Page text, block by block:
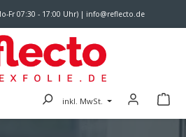
Fr 07:30 - 17:00 Uhr) | info@reflecto.de
inkl. MwSt.